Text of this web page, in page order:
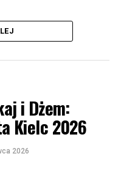
i Dżem:
Kielc 2026
2026